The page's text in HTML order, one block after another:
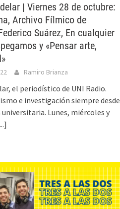
| Viernes 28 de octubre:
Archivo Fílmico de
Suárez, En cualquier
y «Pensar arte,
Ramiro Brianza
el periodístico de UNI Radio.
e investigación siempre desde
Lunes, miércoles y